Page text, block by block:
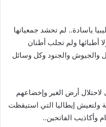
عام 1911 إلى ليبيا ياسادة.. لم تحشد جمعياتها
أطبائها ولم تجلب أطنان
والجيوش والجنود وكل وسائل
أرض الغير وإخضاعهم
ولتعيش إيطاليا التي استيقظت
وأكاذيب الفاتحين..